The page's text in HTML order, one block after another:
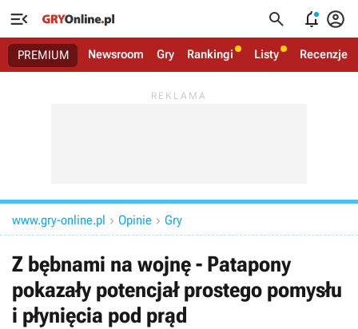
   
PREMIUM Newsroom Gry Rankingi Listy Recenzje
www.gry-online.pl  Opinie  Gry
Z bębnami na wojnę - Patapony
pokazały potencjał prostego pomysłu
i płynięcia pod prąd